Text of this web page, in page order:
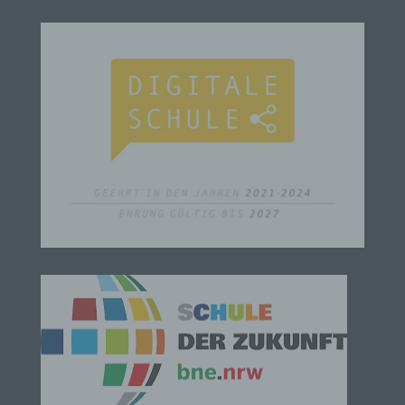
Verwendung, die Offenlegung durch Übermittlung,
Bereitstellung, den Abgleich oder die Verknüpfung,
die Einschränkung, das Löschen oder die
d) Einschränkung der Verarbeitung
Einschränkung der Verarbeitung ist die Markierung
Ziel, ihre künftige Verarbeitung einzuschränken.
Verarbeitung personenbezogener Daten, die darin
besteht, dass diese personenbezogenen Daten
verwendet werden, um bestimmte persönliche
Aspekte, die sich auf eine natürliche Person
beziehen, zu bewerten, insbesondere, um Aspekte
bezüglich Arbeitsleistung, wirtschaftlicher Lage,
Gesundheit, persönlicher Vorlieben, Interessen,
Zuverlässigkeit, Verhalten, Aufenthaltsort oder